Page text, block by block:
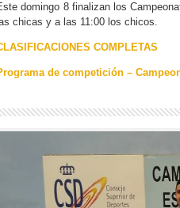
domingo 8 finalizan los
chicas y a las 11:00 los chicos.
COMPLETAS
de competición –